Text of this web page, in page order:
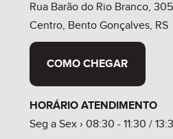
Rua Barão do Rio Branco,
Centro, Bento Gonçalves, RS
COMO CHEGAR
HORÁRIO ATENDIMENTO
Seg a Sex › 08:30 - 11:30 /